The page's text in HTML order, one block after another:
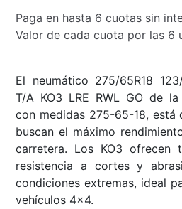
$711.948.
$355.974.
Paga en hasta 6 cuotas sin
Valor de cada cuota por las 6
El neumático 275/65R18
T/A KO3 LRE RWL GO de la
con medidas 275-65-18, está
buscan el máximo
carretera. Los KO3 ofrecen
resistencia a cortes y
condiciones extremas, ideal
vehículos 4×4.